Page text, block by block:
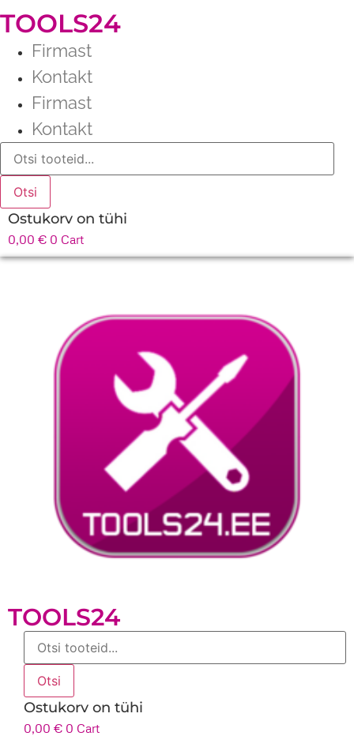
TOOLS24
Firmast
Kontakt
Firmast
Kontakt
Products
search
Otsi
Ostukorv on tühi
0,00 € 0 Cart
TOOLS24
Products
search
Otsi
Ostukorv on tühi
0,00 € 0 Cart